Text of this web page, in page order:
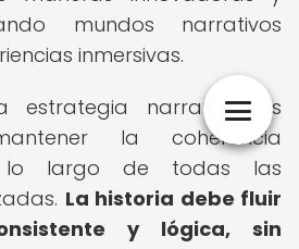
mundos narrativos
inmersivas.
estrategia narrativa, es
la coherencia
lo largo de todas las
La historia debe fluir
y lógica, sin